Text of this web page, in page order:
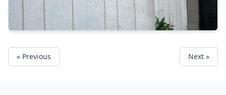
« Previous Next »